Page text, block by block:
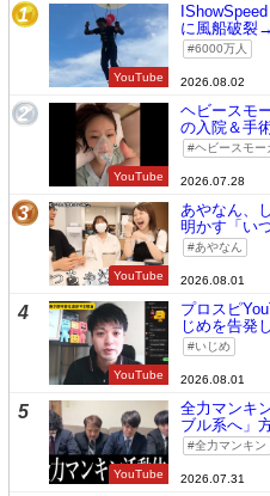
1
YouTube
に風船破裂
6000万人
2026.08.02
2
YouTube
ヘビースモ
の入院＆手
ヘビースモー
2026.07.28
3
YouTube
あやなん、
明かす「い
あやなん
2026.08.01
4
YouTube
プロスピ
じめを告発
いじめ
2026.08.01
5
YouTube
全力マンキ
ブル系へ」
全力マンキン
2026.07.31